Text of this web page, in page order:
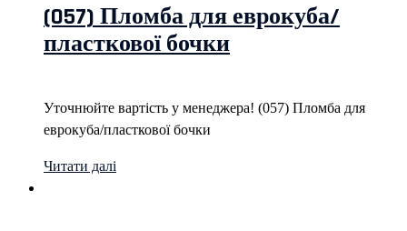
(057) Пломба для еврокуба/
пласткової бочки
Уточнюйте вартість у менеджера! (057) Пломба для
еврокуба/пласткової бочки
Читати далі